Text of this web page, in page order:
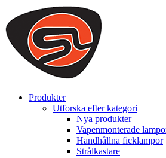
We use cookies to ensure that we
you a better experience. To learn more or
ACCEPT AND CLOSE
Produkter
Utforska efter kategori
Nya produkter
Vapenmonterade
Handhållna ficklampor
Strålkastare